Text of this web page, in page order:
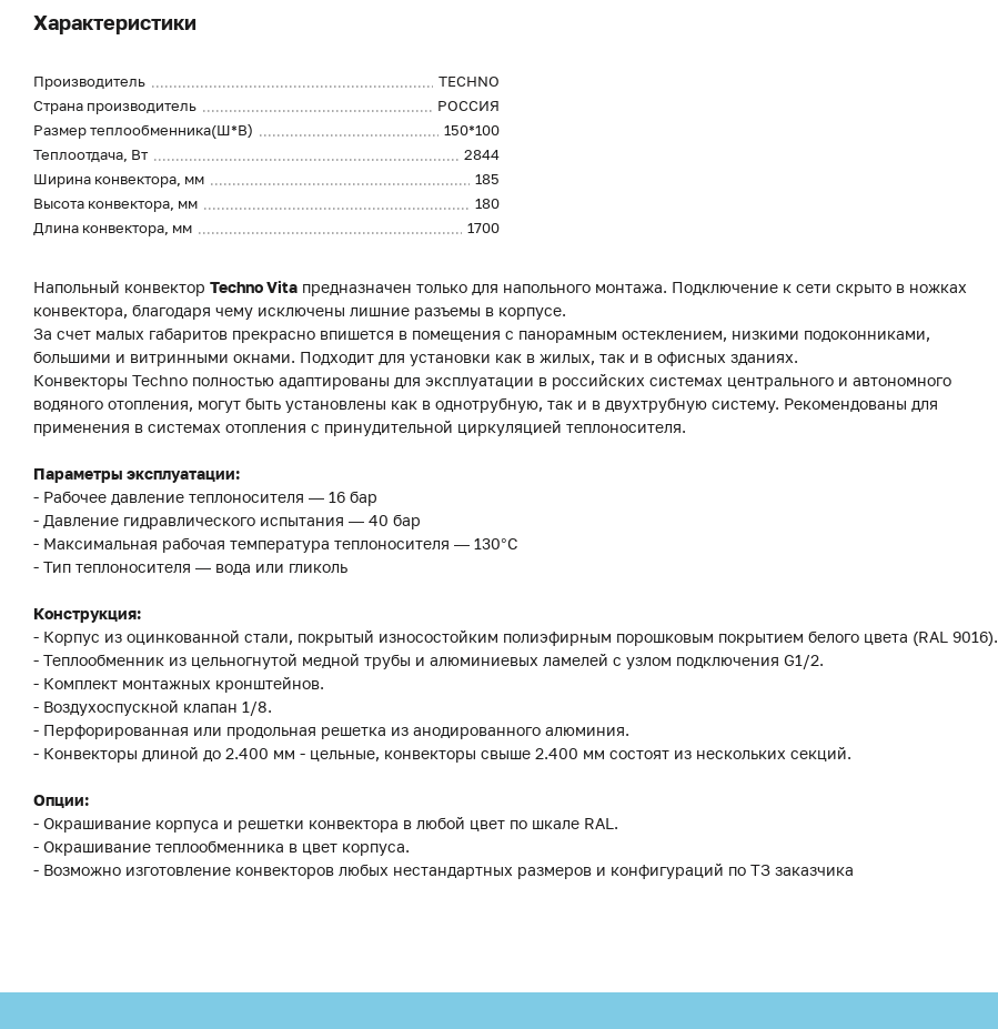
Характеристики
Производитель
TECHNO
Страна производитель
РОССИЯ
Размер теплообменника(Ш*В)
150*100
Теплоотдача, Вт
2844
Ширина конвектора, мм
185
Высота конвектора, мм
180
Длина конвектора, мм
1700
Напольный конвектор Techno Vita предназначен только для напольного монтажа. Подключение к сети скрыто в ножках
конвектора, благодаря чему исключены лишние разъемы в корпусе.
За счет малых габаритов прекрасно впишется в помещения с панорамным остеклением, низкими подоконниками,
большими и витринными окнами. Подходит для установки как в жилых, так и в офисных зданиях.
Конвекторы Techno полностью адаптированы для эксплуатации в российских системах центрального и автономного
водяного отопления, могут быть установлены как в однотрубную, так и в двухтрубную систему. Рекомендованы для
применения в системах отопления с принудительной циркуляцией теплоносителя.
Параметры эксплуатации:
- Рабочее давление теплоносителя — 16 бар
- Давление гидравлического испытания — 40 бар
- Максимальная рабочая температура теплоносителя — 130°С
- Тип теплоносителя — вода или гликоль
Конструкция:
- Корпус из оцинкованной стали, покрытый износостойким полиэфирным порошковым покрытием белого цвета (RAL 9016).
- Теплообменник из цельногнутой медной трубы и алюминиевых ламелей с узлом подключения G1/2.
- Комплект монтажных кронштейнов.
- Воздухоспускной клапан 1/8.
- Перфорированная или продольная решетка из анодированного алюминия.
- Конвекторы длиной до 2.400 мм - цельные, конвекторы свыше 2.400 мм состоят из нескольких секций.
Опции:
- Окрашивание корпуса и решетки конвектора в любой цвет по шкале RAL.
- Окрашивание теплообменника в цвет корпуса.
- Возможно изготовление конвекторов любых нестандартных размеров и конфигураций по ТЗ заказчика